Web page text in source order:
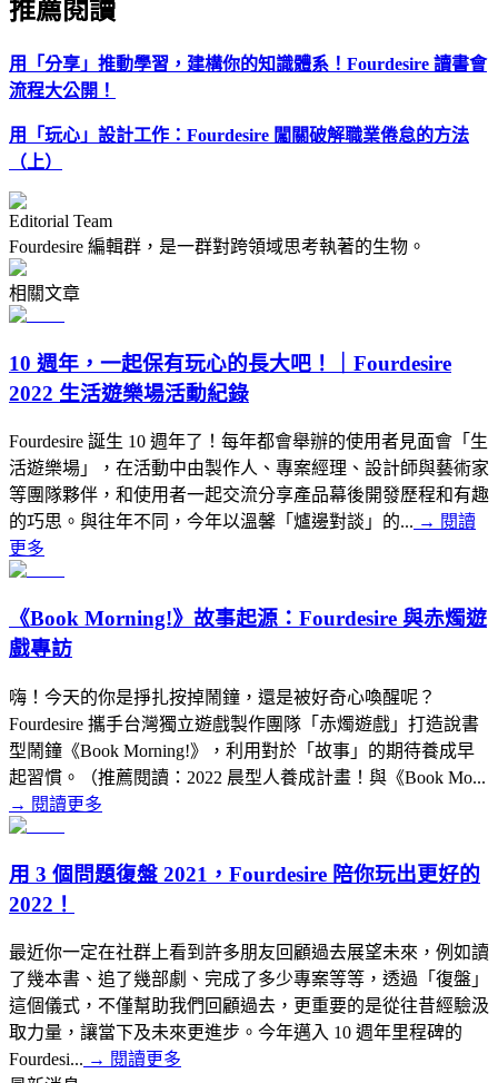
推薦閱讀
用「分享」推動學習，建構你的知識體系！Fourdesire 讀書會
流程大公開！
用「玩心」設計工作：Fourdesire 闖關破解職業倦怠的方法
（上）
Editorial Team
Fourdesire 編輯群，是一群對跨領域思考執著的生物。
相關文章
10 週年，一起保有玩心的長大吧！｜Fourdesire
2022 生活遊樂場活動紀錄
Fourdesire 誕生 10 週年了！每年都會舉辦的使用者見面會「生
活遊樂場」，在活動中由製作人、專案經理、設計師與藝術家
等團隊夥伴，和使用者一起交流分享產品幕後開發歷程和有趣
的巧思。與往年不同，今年以溫馨「爐邊對談」的... → 閱讀
更多
《Book Morning!》故事起源：Fourdesire 與赤燭遊
戲專訪
嗨！今天的你是掙扎按掉鬧鐘，還是被好奇心喚醒呢？
Fourdesire 攜手台灣獨立遊戲製作團隊「赤燭遊戲」打造說書
型鬧鐘《Book Morning!》，利用對於「故事」的期待養成早
起習慣。（推薦閱讀：2022 晨型人養成計畫！與《Book Mo...
→ 閱讀更多
用 3 個問題復盤 2021，Fourdesire 陪你玩出更好的
2022！
最近你一定在社群上看到許多朋友回顧過去展望未來，例如讀
了幾本書、追了幾部劇、完成了多少專案等等，透過「復盤」
這個儀式，不僅幫助我們回顧過去，更重要的是從往昔經驗汲
取力量，讓當下及未來更進步。今年邁入 10 週年里程碑的
Fourdesi... → 閱讀更多